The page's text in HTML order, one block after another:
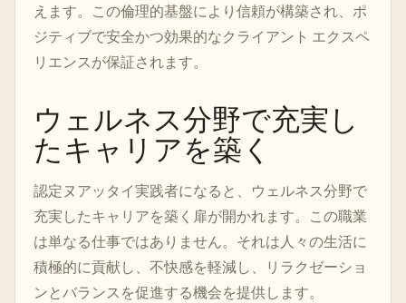
えます。この倫理的基盤により信頼が構築され、ポ
ジティブで安全かつ効果的なクライアント エクスペ
リエンスが保証されます。
ウェルネス分野で充実し
たキャリアを築く
認定ヌアッタイ実践者になると、ウェルネス分野で
充実したキャリアを築く扉が開かれます。この職業
は単なる仕事ではありません。それは人々の生活に
積極的に貢献し、不快感を軽減し、リラクゼーショ
ンとバランスを促進する機会を提供します。